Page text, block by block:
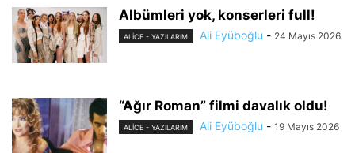
Albümleri yok, konserleri full!
ALİCE - YAZILARIM Ali Eyüboğlu - 24 Mayıs 2026
“Ağır Roman” filmi davalık oldu!
ALİCE - YAZILARIM Ali Eyüboğlu - 19 Mayıs 2026